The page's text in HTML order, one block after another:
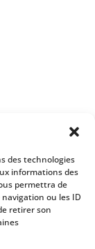
des technologies
informations des
permettra de
ou les ID
retirer son